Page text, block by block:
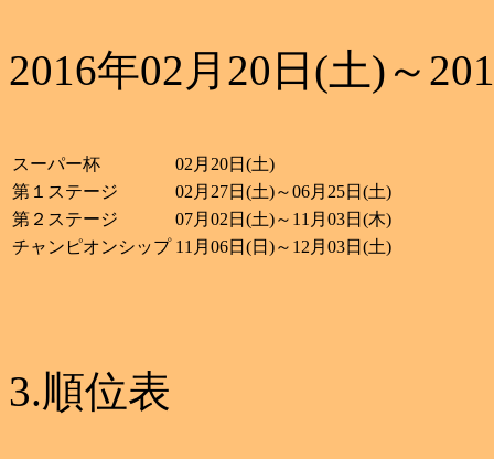
2016年02月20日(土)～
スーパー杯
02月20日(土)
第１ステージ
02月27日(土)～06月25日(土)
第２ステージ
07月02日(土)～11月03日(木)
チャンピオンシップ 11月06日(日)～12月03日(土)
3.順位表